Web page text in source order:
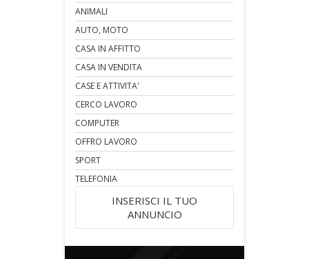
ANIMALI
AUTO, MOTO
CASA IN AFFITTO
CASA IN VENDITA
CASE E ATTIVITA'
CERCO LAVORO
COMPUTER
OFFRO LAVORO
SPORT
TELEFONIA
INSERISCI IL TUO
ANNUNCIO